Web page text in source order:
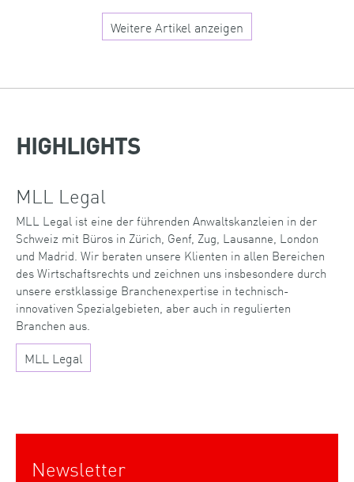
Weitere Artikel anzeigen
HIGHLIGHTS
MLL Legal
MLL Legal ist eine der führenden Anwaltskanzleien in der
Schweiz mit Büros in Zürich, Genf, Zug, Lausanne, London
und Madrid. Wir beraten unsere Klienten in allen Bereichen
des Wirtschaftsrechts und zeichnen uns insbesondere durch
unsere erstklassige Branchenexpertise in technisch-
innovativen Spezialgebieten, aber auch in regulierten
Branchen aus.
MLL Legal
Newsletter